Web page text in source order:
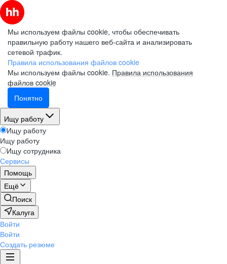
Мы используем файлы cookie, чтобы обеспечивать
правильную работу нашего веб-сайта и анализировать
сетевой трафик.
Правила использования файлов cookie
Мы используем файлы cookie. Правила использования
файлов cookie
Понятно
Ищу работу
Ищу работу
Ищу работу
Ищу сотрудника
Сервисы
Помощь
Ещё
Поиск
Калуга
Войти
Войти
Создать резюме